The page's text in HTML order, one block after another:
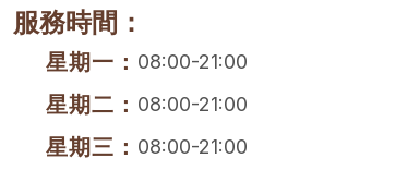
服務時間：
星期一： 08:00-21:00
星期二： 08:00-21:00
星期三： 08:00-21:00